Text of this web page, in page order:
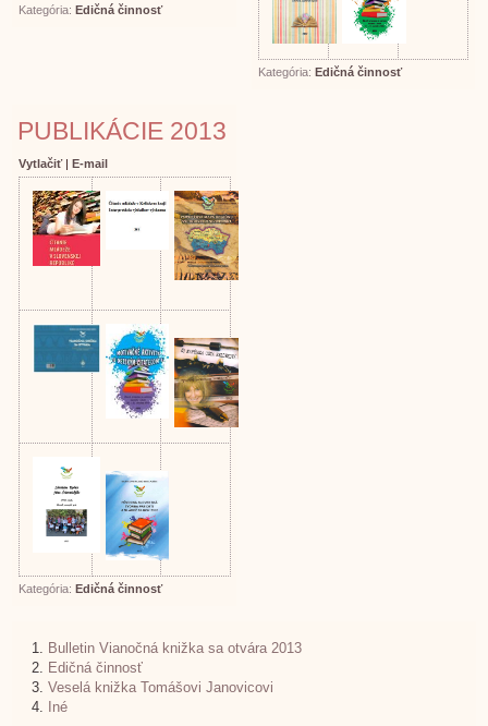
Kategória:Edičná činnosť
Kategória: Edičná činnosť
PUBLIKÁCIE 2013
Vytlačiť |E-mail
Kategória:Edičná činnosť
Bulletin Vianočná knižka sa otvára 2013
Edičná činnosť
Veselá knižka Tomášovi Janovicovi
Iné